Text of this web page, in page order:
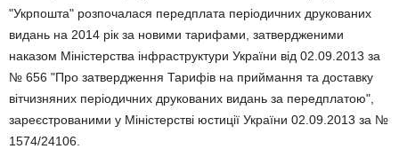
"Укрпошта" розпочалася передплата періодичних друкованих
видань на 2014 рік за новими тарифами, затвердженими
наказом Міністерства інфраструктури України від 02.09.2013 за
№ 656 "Про затвердження Тарифів на приймання та доставку
вітчизняних періодичних друкованих видань за передплатою",
зареєстрованими у Міністерстві юстиції України 02.09.2013 за №
1574/24106.